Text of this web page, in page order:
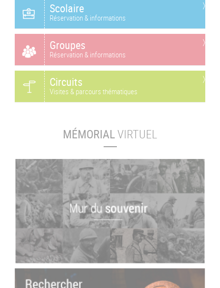
Scolaire
Réservation & informations
Groupes
Réservation & informations
Circuits
Visites & parcours thématiques
MÉMORIALVIRTUEL